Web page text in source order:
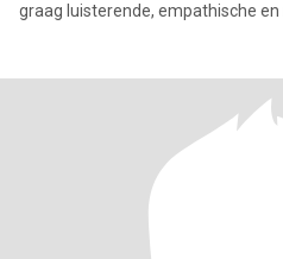
graag luisterende, empathische